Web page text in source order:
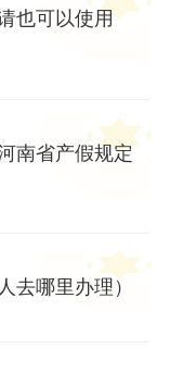
也可以使用
南省产假规定
去哪里办理）